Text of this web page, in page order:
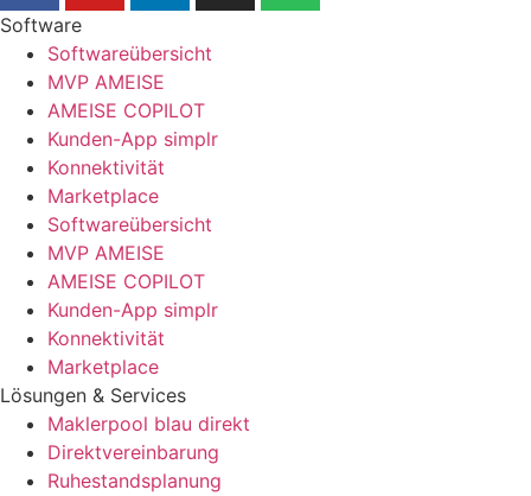
Software
Softwareübersicht
MVP AMEISE
AMEISE COPILOT
Kunden-App simplr
Konnektivität
Marketplace
Softwareübersicht
MVP AMEISE
AMEISE COPILOT
Kunden-App simplr
Konnektivität
Marketplace
Lösungen & Services
Maklerpool blau direkt
Direktvereinbarung
Ruhestandsplanung